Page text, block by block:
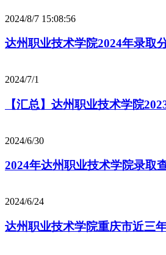
2024/8/7 15:08:56
达州职业技术学院2024年录取
2024/7/1
【汇总】达州职业技术学院
2024/6/30
2024年达州职业技术学院录取
2024/6/24
达州职业技术学院重庆市近三